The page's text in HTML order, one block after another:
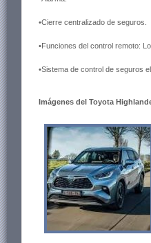
•Cierre centralizado de seguros.
•Funciones del control remoto:
•Sistema de control de seguros
Imágenes del Toyota